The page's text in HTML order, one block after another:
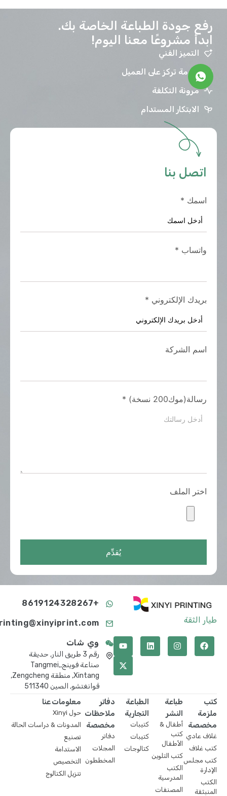
رفع جودة الطباعة الخاصة بك.
ابدأ مشروعًا معنا اليوم!
التميز الفني
خدمة تركز على العميل
مرونة التكلفة
الابتكار المستدام
اتصل بنا
اسمك *
واتساب *
بريدك الإلكتروني *
اسم الشركة
رسالة(موك200 نسخة) *
اختر الملف
يُقدِّم
طيار الثقة printing@xinyiprint.com
وي شات
رقم 3 طريق النار, حديقة
صناعة فوينج,Tangmei,
Xintang, منطقة Zengcheng,
قوانغتشو, الصين 511340
كتب
ملزمة
مخصصة
غلاف عادي
كتب غلاف
كتب مجلس
الإدارة
الكتب
المنبثقة
طباعة
النشر
أطفال &
كتب
الأطفال
كتب التلوين
الكتب
المدرسية
المصنفات
الطباعة
التجارية
كتيبات
كتيبات
كتالوجات
دفاتر
ملاحظات
مخصصة
دفاتر
المجلات
المخططون
معلومات عنا
حول Xinyi
المدونات & دراسات الحالة
تصنيع
الاستدامة
التخصيص
تنزيل الكتالوج